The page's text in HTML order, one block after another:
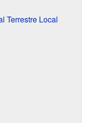
Terrestre Local